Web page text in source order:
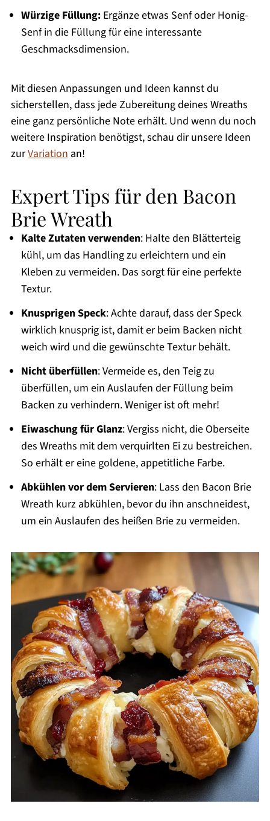
Würzige Füllung:Ergänze etwas Senf oder Honig-
Senf in die Füllung für eine interessante
Geschmacksdimension.
Mit diesen Anpassungen und Ideen kannst du
sicherstellen, dass jede Zubereitung deines Wreaths
eine ganz persönliche Note erhält. Und wenn du noch
weitere Inspiration benötigst, schau dir unsere Ideen
zurVariationan!
Expert Tips für den Bacon
Brie Wreath
Kalte Zutaten verwenden: Halte den Blätterteig
kühl, um das Handling zu erleichtern und ein
Kleben zu vermeiden. Das sorgt für eine perfekte
Textur.
Knusprigen Speck: Achte darauf, dass der Speck
wirklich knusprig ist, damit er beim Backen nicht
weich wird und die gewünschte Textur behält.
Nicht überfüllen: Vermeide es, den Teig zu
überfüllen, um ein Auslaufen der Füllung beim
Backen zu verhindern. Weniger ist oft mehr!
Eiwaschung für Glanz: Vergiss nicht, die Oberseite
des Wreaths mit dem verquirlten Ei zu bestreichen.
So erhält er eine goldene, appetitliche Farbe.
Abkühlen vor dem Servieren: Lass den Bacon Brie
Wreath kurz abkühlen, bevor du ihn anschneidest,
um ein Auslaufen des heißen Brie zu vermeiden.